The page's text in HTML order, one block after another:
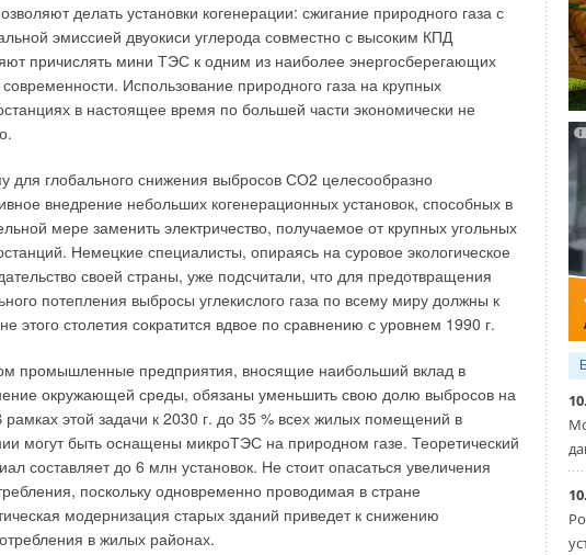
делать установки когенерации: сжигание природного газа с
эмиссией двуокиси углерода совместно с высоким КПД
причислять мини ТЭС к одним из наиболее энергосберегающих
Использование природного газа на крупных
в настоящее время по большей части экономически не
для глобального снижения выбросов СО2 целесообразно
внедрение небольших когенерационных установок, способных в
мере заменить электричество, получаемое от крупных угольных
Немецкие специалисты, опираясь на суровое экологическое
своей страны, уже подсчитали, что для предотвращения
потепления выбросы углекислого газа по всему миру должны к
этого столетия сократится вдвое по сравнению с уровнем 1990 г.
промышленные предприятия, вносящие наибольший вклад в
ние окружающей среды, обязаны уменьшить свою долю выбросов на
рамках этой задачи к 2030 г. до 35 % всех жилых помещений в
могут быть оснащены микроТЭС на природном газе. Теоретический
составляет до 6 млн установок. Не стоит опасаться увеличения
ления, поскольку одновременно проводимая в стране
модернизация старых зданий приведет к снижению
требления в жилых районах.
товар — в России или за ее пределами. В первом случае
существенно меньший пакет документов:
комплект уставных и регистрационных документов предприятия
— производителя;
если сантехника изготовлена не по ГОСТ, то соответствующим
образом зарегистрированное техническое условие;
паспорт на изделие, с указанием его технических характеристик.
идет об иностранном производстве, то нужно предъявить:
контракт, согласно которому осуществляется поставка;
перечень продукции, предоставляемой для добровольной
фотографии, описания изделий;
техническая документация (паспорта, описания, инструкции);
заверенная установленным порядком доверенность от
производителя заявителю на право представлять образцы
указанной продукции на сертификацию;
юридический адрес изготовителя;
полные реквизиты заявителя;
подтверждение юридического статуса;
протоколы испытаний (при наличии).